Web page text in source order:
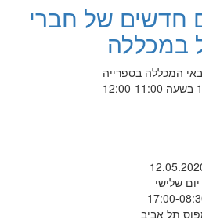
חדשים של חברי
במכללה
המכללה בספרייה
יום שלישי
17:00-
תל אביב